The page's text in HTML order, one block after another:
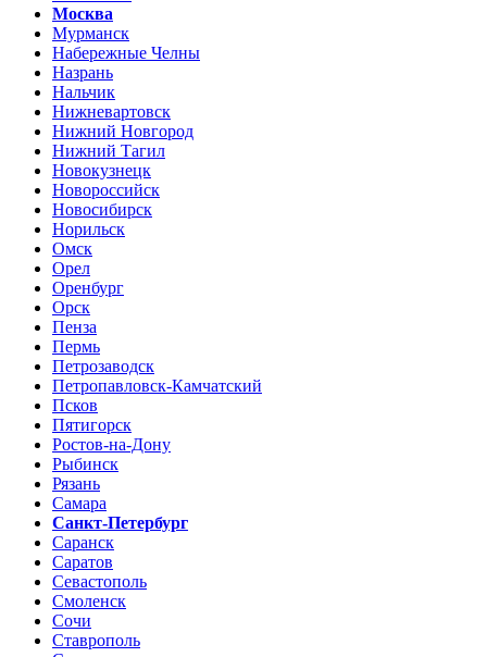
Москва
Мурманск
Набережные Челны
Назрань
Нальчик
Нижневартовск
Нижний Новгород
Нижний Тагил
Новокузнецк
Новороссийск
Новосибирск
Норильск
Омск
Орел
Оренбург
Орск
Пенза
Пермь
Петрозаводск
Петропавловск-Камчатский
Псков
Пятигорск
Ростов-на-Дону
Рыбинск
Рязань
Самара
Санкт-Петербург
Саранск
Саратов
Севастополь
Смоленск
Сочи
Ставрополь